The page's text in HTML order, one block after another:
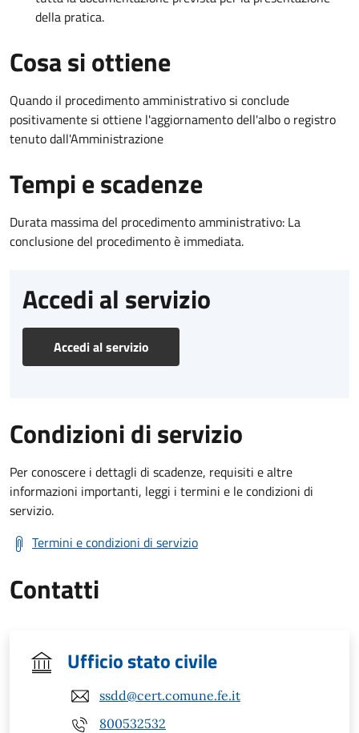
della pratica.
Cosa si ottiene
Quando il procedimento amministrativo si conclude
positivamente si ottiene l'aggiornamento dell'albo o registro
tenuto dall'Amministrazione
Tempi e scadenze
Durata massima del procedimento amministrativo: La
conclusione del procedimento è immediata.
Accedi al servizio
Accedi al servizio
Condizioni di servizio
Per conoscere i dettagli di scadenze, requisiti e altre
informazioni importanti, leggi i termini e le condizioni di
servizio.
Termini e condizioni di servizio
Contatti
Ufficio stato civile
ssdd@cert.comune.fe.it
800532532